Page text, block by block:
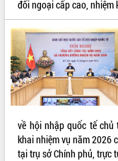
Nam Anh hùng” và trao Huân
Lao động
UBND tỉnh Đắk Lắk triển
vụ 6 tháng cuối năm 2026
Kỳ họp thứ Hai, Hội đồng
tỉnh khóa XI quyết nghị nhiều
quan trọng
Bí thư Tỉnh ủy Lương Nguyễn
Triết thăm, tặng quà người
cách mạng
ALBUM ẢNH
LIÊN KẾT WEB
đối ngoại cấp cao, nhiệm
về hội nhập quốc tế
khai nhiệm vụ năm 2026
tại trụ sở Chính phủ, trực